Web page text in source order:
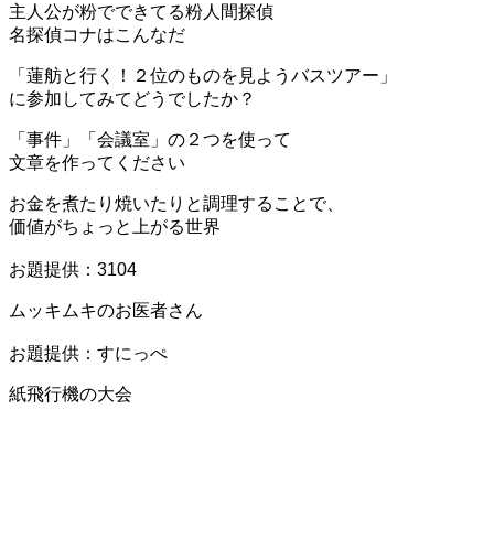
主人公が粉でできてる粉人間探偵
名探偵コナはこんなだ
「蓮舫と行く！２位のものを見ようバスツアー」
に参加してみてどうでしたか？
「事件」「会議室」の２つを使って
文章を作ってください
お金を煮たり焼いたりと調理することで、
価値がちょっと上がる世界
お題提供：3104
ムッキムキのお医者さん
お題提供：すにっぺ
紙飛行機の大会